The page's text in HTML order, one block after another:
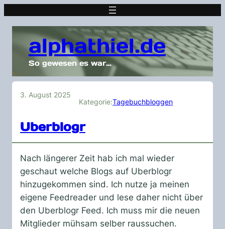
alphathiel.de
So gewesen es war…
3. August 2025
Kategorie:Tagebuchbloggen
Uberblogr
Nach längerer Zeit hab ich mal wieder
geschaut welche Blogs auf Uberblogr
hinzugekommen sind. Ich nutze ja meinen
eigene Feedreader und lese daher nicht über
den Uberblogr Feed. Ich muss mir die neuen
Mitglieder mühsam selber raussuchen.